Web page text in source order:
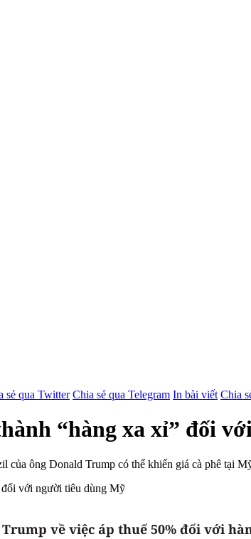
sẻ qua Twitter Chia sẻ qua Telegram In bài viết Chia
“hàng xa xỉ” đối
của ông Donald Trump có thể khiến giá cà phê tại
về việc áp thuế 50% đối với